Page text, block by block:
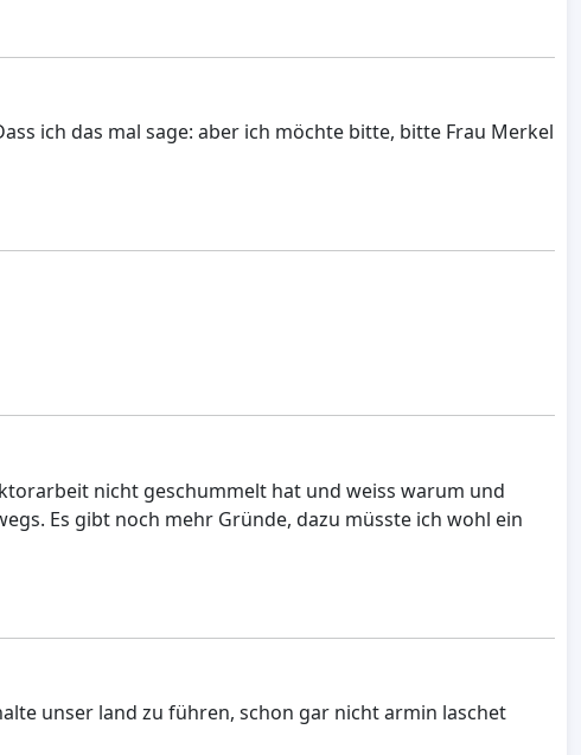
ich das mal sage: aber ich möchte bitte, bitte Frau Merkel
nicht geschummelt hat und weiss warum und
Es gibt noch mehr Gründe, dazu müsste ich wohl ein
unser land zu führen, schon gar nicht armin laschet